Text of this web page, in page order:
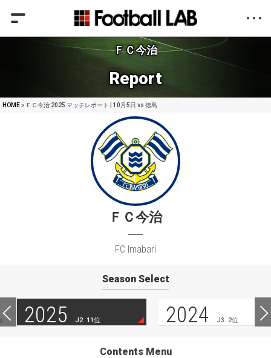
ＦＣ今治
Report
HOME» ＦＣ今治 2025 マッチレポート | 10月5日 vs 徳島
ＦＣ今治
FC Imabari
Season Select
2025 J2. 11位 2024 J3. 2位
Contents Menu